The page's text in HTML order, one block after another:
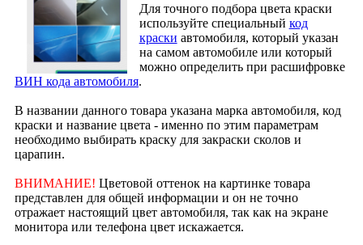
Для точного подбора цвета краски
используйте специальный код
краски автомобиля, который указан
на самом автомобиле или который
можно определить при расшифровке
ВИН кода автомобиля.
В названии данного товара указана марка автомобиля, код
краски и название цвета - именно по этим параметрам
необходимо выбирать краску для закраски сколов и
царапин.
ВНИМАНИЕ! Цветовой оттенок на картинке товара
представлен для общей информации и он не точно
отражает настоящий цвет автомобиля, так как на экране
монитора или телефона цвет искажается.